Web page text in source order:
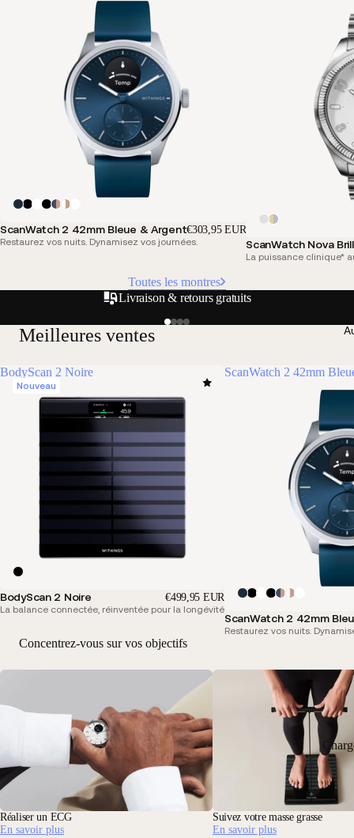
ScanWatch 2 42mm Bleue & Argent€303,95 EUR
Restaurez vos nuits. Dynamisez vos journées. ScanWatch Nova
La puissance clinique*
Toutes les montres
Livraison & retours gratuits
Meilleures ventes
BodyScan 2 Noire
Nouveau
BodyScan 2 Noire €499,95 EUR
La balance connectée, réinventée pour la longévité
ScanWatch 2 42mm
ScanWatch 2 42mm
Restaurez vos nuits.
Concentrez-vous sur vos objectifs
Réaliser un ECG
En savoir plus
Suivez votre masse grasse
En savoir plus